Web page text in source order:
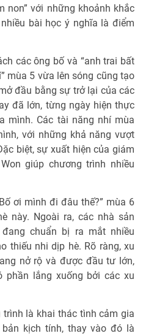
non” với những khoảnh khắc
bài học ý nghĩa là điểm
các ông bố và “anh trai bất
mùa 5 vừa lên sóng cũng tạo
đầu bằng sự trở lại của các
đã lớn, từng ngày hiện thực
mình. Các tài năng nhí mùa
với những khả năng vượt
biệt, sự xuất hiện của giám
giúp chương trình nhiều
ơi mình đi đâu thế?” mùa 6
này. Ngoài ra, các nhà sản
chuẩn bị ra mắt nhiều
thiếu nhi dịp hè. Rõ ràng, xu
nở rộ và được đầu tư lớn,
phần lắng xuống bởi các xu
là khai thác tình cảm gia
kịch tính, thay vào đó là